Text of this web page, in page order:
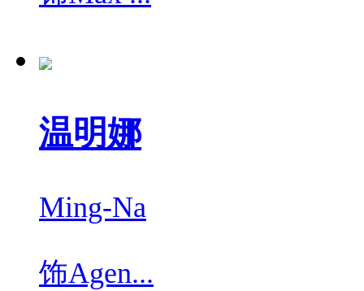
温明娜
Ming-Na
饰Agen...